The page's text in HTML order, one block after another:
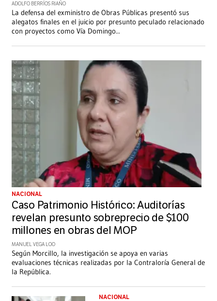
ADOLFO BERRÍOS RIAÑO
La defensa del exministro de Obras Públicas presentó sus
alegatos finales en el juicio por presunto peculado relacionado
con proyectos como Vía Domingo...
NACIONAL
Caso Patrimonio Histórico: Auditorías
revelan presunto sobreprecio de $100
millones en obras del MOP
MANUEL VEGA LOO
Según Morcillo, la investigación se apoya en varias
evaluaciones técnicas realizadas por la Contraloría General de
la República.
NACIONAL